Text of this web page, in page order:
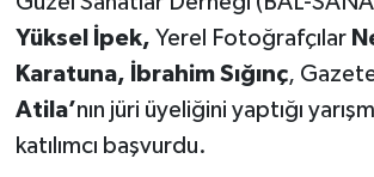
Yüksel İpek, Yerel Fotoğrafçılar
Karatuna, İbrahim Sığınç,
Atila’nın jüri üyeliğini yaptığı
katılımcı başvurdu.